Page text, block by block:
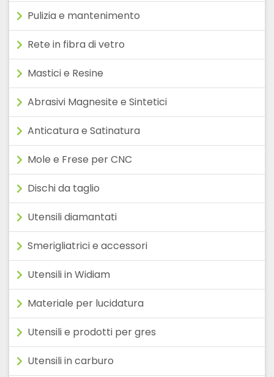
Pulizia e mantenimento
Rete in fibra di vetro
Mastici e Resine
Abrasivi Magnesite e Sintetici
Anticatura e Satinatura
Mole e Frese per CNC
Dischi da taglio
Utensili diamantati
Smerigliatrici e accessori
Utensili in Widiam
Materiale per lucidatura
Utensili e prodotti per gres
Utensili in carburo